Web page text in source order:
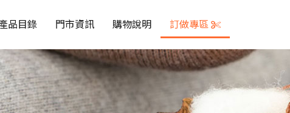
品目錄 門市資訊 購物說明 訂做專區